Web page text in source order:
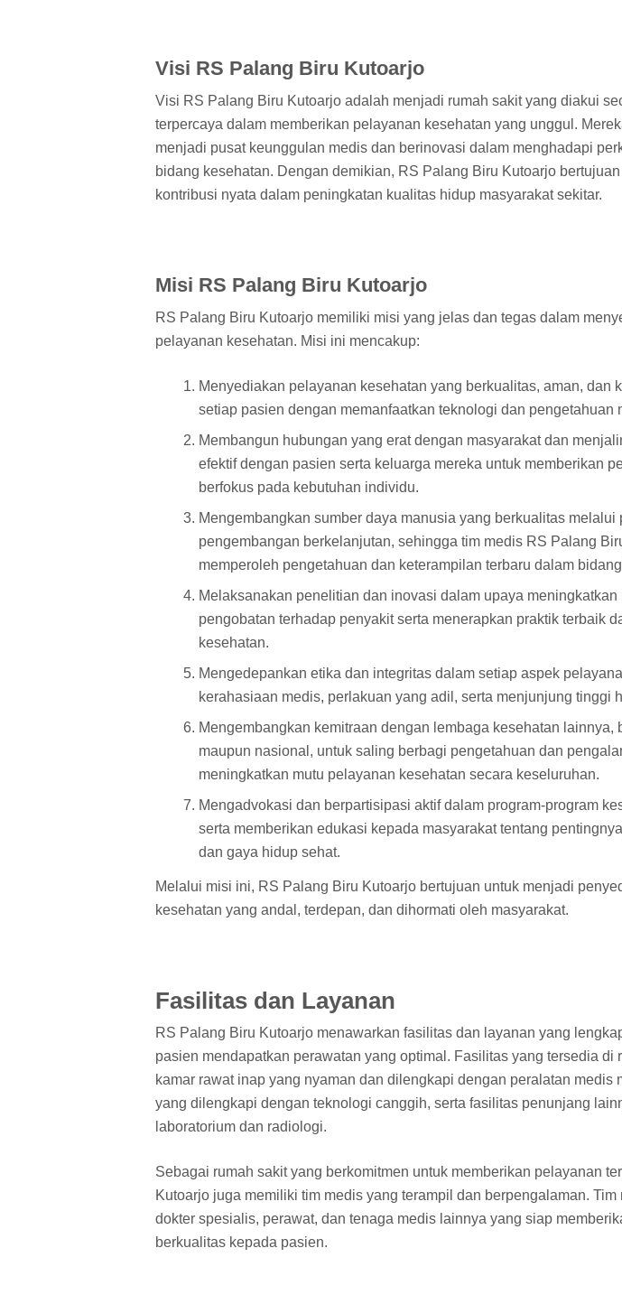
Visi RS Palang Biru Kutoarjo
Visi RS Palang Biru Kutoarjo adalah menjadi rumah sakit yang diakui
terpercaya dalam memberikan pelayanan kesehatan yang unggul.
menjadi pusat keunggulan medis dan berinovasi dalam menghadapi
bidang kesehatan. Dengan demikian, RS Palang Biru Kutoarjo
kontribusi nyata dalam peningkatan kualitas hidup masyarakat sekitar.
Misi RS Palang Biru Kutoarjo
RS Palang Biru Kutoarjo memiliki misi yang jelas dan tegas dalam
pelayanan kesehatan. Misi ini mencakup:
Menyediakan pelayanan kesehatan yang berkualitas, aman, dan
setiap pasien dengan memanfaatkan teknologi dan pengetahuan
Membangun hubungan yang erat dengan masyarakat dan
efektif dengan pasien serta keluarga mereka untuk memberikan
berfokus pada kebutuhan individu.
Mengembangkan sumber daya manusia yang berkualitas melalui
pengembangan berkelanjutan, sehingga tim medis RS Palang
memperoleh pengetahuan dan keterampilan terbaru dalam
Melaksanakan penelitian dan inovasi dalam upaya meningkatkan
pengobatan terhadap penyakit serta menerapkan praktik terbaik
kesehatan.
Mengedepankan etika dan integritas dalam setiap aspek
kerahasiaan medis, perlakuan yang adil, serta menjunjung tinggi
Mengembangkan kemitraan dengan lembaga kesehatan lainnya,
maupun nasional, untuk saling berbagi pengetahuan dan
meningkatkan mutu pelayanan kesehatan secara keseluruhan.
Mengadvokasi dan berpartisipasi aktif dalam program-program
serta memberikan edukasi kepada masyarakat tentang
dan gaya hidup sehat.
Melalui misi ini, RS Palang Biru Kutoarjo bertujuan untuk menjadi
kesehatan yang andal, terdepan, dan dihormati oleh masyarakat.
Fasilitas dan Layanan
RS Palang Biru Kutoarjo menawarkan fasilitas dan layanan yang
pasien mendapatkan perawatan yang optimal. Fasilitas yang tersedia di
kamar rawat inap yang nyaman dan dilengkapi dengan peralatan medis
yang dilengkapi dengan teknologi canggih, serta fasilitas penunjang
laboratorium dan radiologi.
Sebagai rumah sakit yang berkomitmen untuk memberikan pelayanan
Kutoarjo juga memiliki tim medis yang terampil dan berpengalaman. Tim
dokter spesialis, perawat, dan tenaga medis lainnya yang siap
berkualitas kepada pasien.